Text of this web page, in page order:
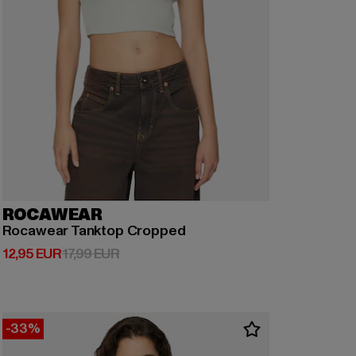
ROCAWEAR
Rocawear Tanktop Cropped
12,95 EUR
Derzeitiger Preis: 12,95 EUR
17,99 EURAktionspreis: 17,99 EUR
-33%